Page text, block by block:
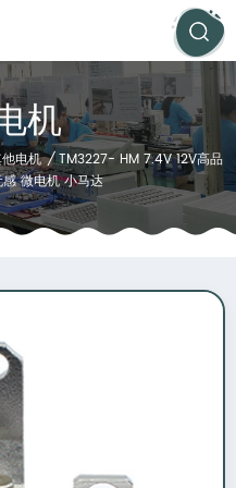
机
电机 / TM3227- HM 7.4V 12V高品
微电机 小马达